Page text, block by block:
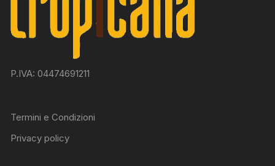
P.IVA: 04474691211
Termini e Condizioni
Privacy policy